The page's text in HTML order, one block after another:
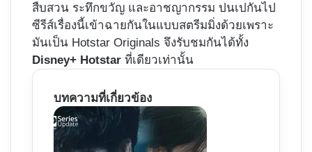
สืบสวน ระทึกขวัญ และอาชญากรรม ปนเปกันไป
ซีรีส์เรื่องนี้เข้าฉายกันในแบบสตรีมมิ่งด้วยเพราะ
มันเป็น Hotstar Originals จึงรับชมกันได้ทั้ง
Disney+ Hotstar ที่เดียวเท่านั้น
บทความที่เกี่ยวข้อง